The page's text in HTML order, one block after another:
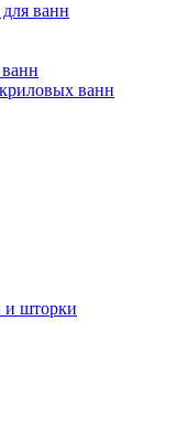
ванн
ванн
и шторки